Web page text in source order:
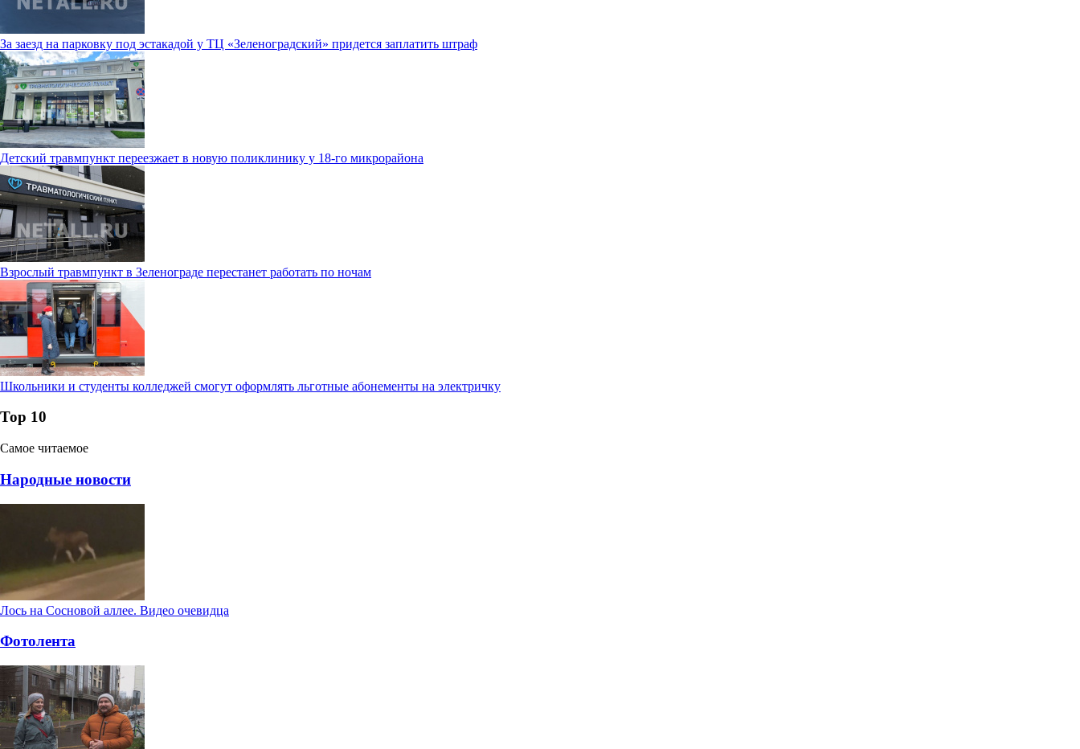
За заезд на парковку под эстакадой у ТЦ «Зеленоградский» придется заплатить штраф
Детский травмпункт переезжает в новую поликлинику у 18-го микрорайона
Взрослый травмпункт в Зеленограде перестанет работать по ночам
Школьники и студенты колледжей смогут оформлять льготные абонементы на электричку
Тор 10
Самое читаемое
Народные новости
Лось на Сосновой аллее. Видео очевидца
Фотолента